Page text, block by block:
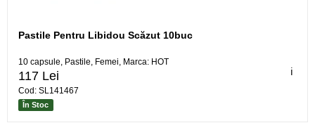
ℹ️
Pastile Pentru Libidou Scăzut 10buc
10 capsule, Pastile, Femei, Marca: HOT
117 Lei
Cod: SL141467
În Stoc